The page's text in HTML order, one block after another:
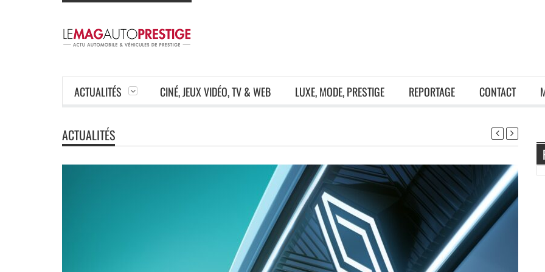
ACTUALITÉS CINÉ, JEUX VIDÉO, TV & WEB LUXE, MODE, PRESTIGE REPORTAGE CONTACT
ACTUALITÉS